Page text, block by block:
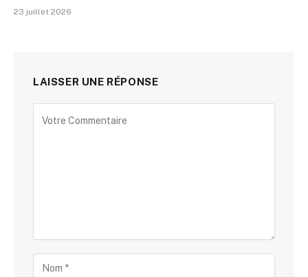
23 juillet 2026
LAISSER UNE RÉPONSE